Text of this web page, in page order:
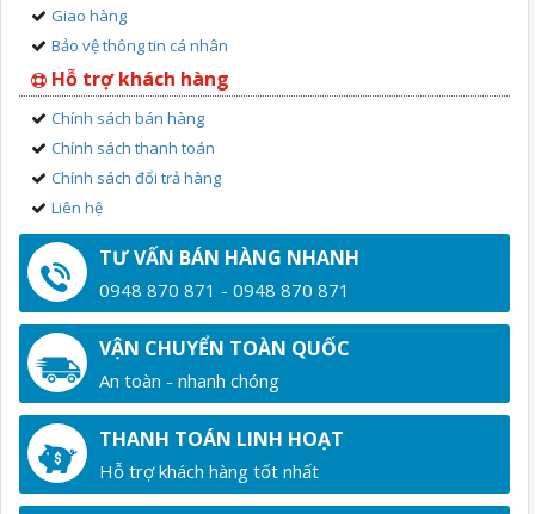
Giao hàng
Bảo vệ thông tin cá nhân
Hỗ trợ khách hàng
Chính sách bán hàng
Chính sách thanh toán
Chính sách đổi trả hàng
Liên hệ
TƯ VẤN BÁN HÀNG NHANH
0948 870 871 - 0948 870 871
VẬN CHUYỂN TOÀN QUỐC
An toàn - nhanh chóng
THANH TOÁN LINH HOẠT
Hỗ trợ khách hàng tốt nhất